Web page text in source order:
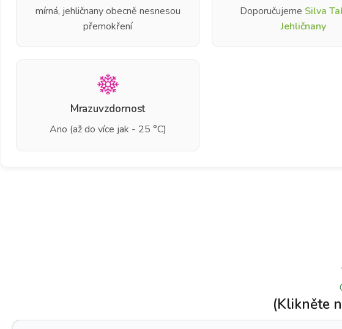
mírná, jehličnany obecně nesnesou
přemokření
Doporučujeme Silva
Jehličnany
Mrazuvzdornost
Ano (až do více jak - 25 °C)
(Klikněte